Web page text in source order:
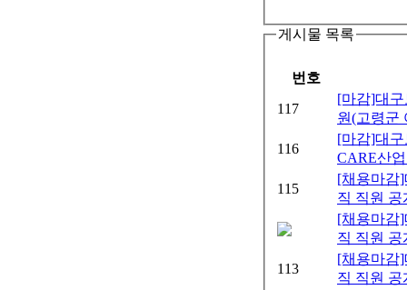
게시물 목록
번호
117
[마감]대
원(고령군
116
[마감]대
CARE산
115
[채용마감
직 직원 공
[채용마감
직 직원 공
113
[채용마감
직 직원 공